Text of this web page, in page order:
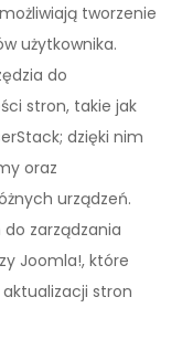
tworzenie
użytkownika.
do
stron, takie jak
dzięki nim
oraz
urządzeń.
zarządzania
Joomla!, które
stron